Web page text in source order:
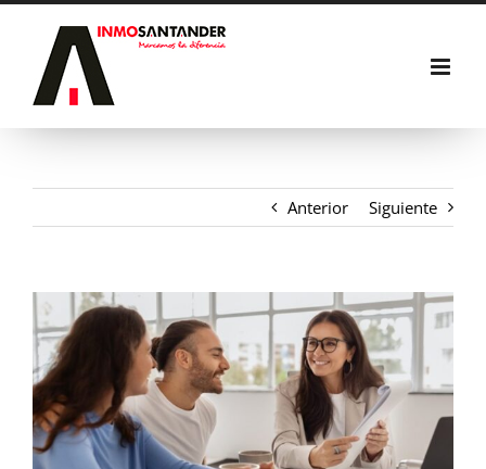
Saltar
contenido
Anterior Siguiente